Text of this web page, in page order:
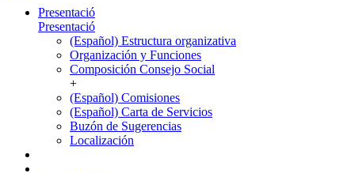
Presentació
Presentació
(Español) Estructura organizativa
Organización y Funciones
Composición Consejo Social
+
(Español) Comisiones
(Español) Carta de Servicios
Buzón de Sugerencias
Localización